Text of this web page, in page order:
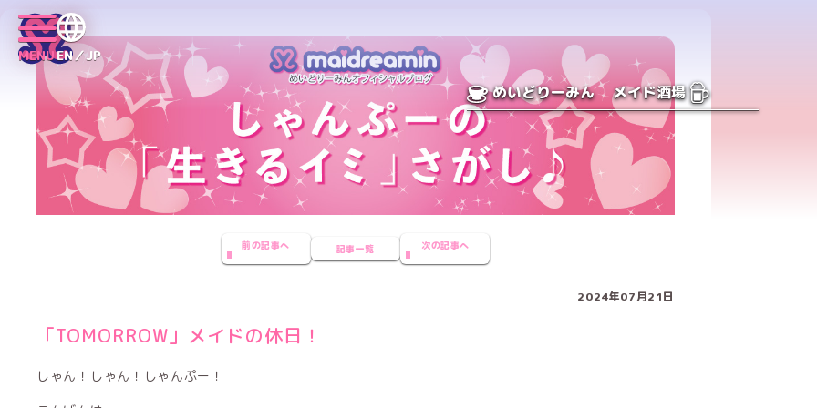
MENUEN／JP
めいどりーみん メイド酒場
前の記事へ 記事一覧 次の記事へ
2024年07月21日
「TOMORROW」メイドの休日！
しゃん！しゃん！しゃんぷー！